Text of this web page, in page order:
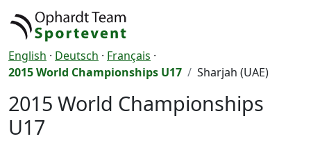
English · Deutsch · Français ·
2015 World Championships U17
Sharjah (UAE)
2015 World Championships
U17